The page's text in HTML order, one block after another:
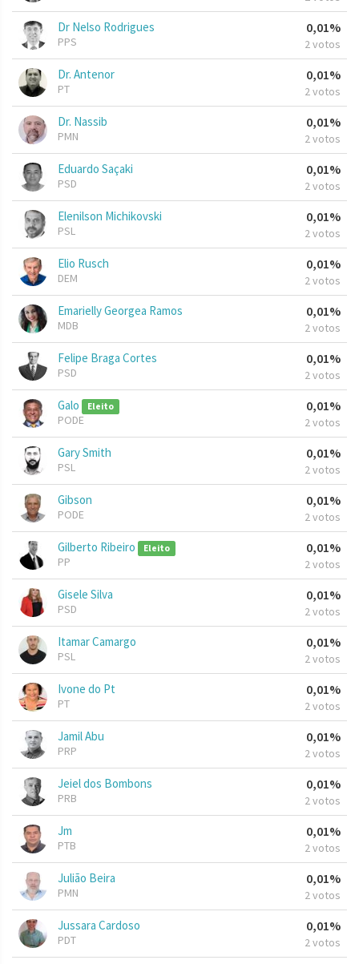
Dr Nelso Rodrigues
PPS
0,01%
2 votos
Dr. Antenor
PT
0,01%
2 votos
Dr. Nassib
PMN
0,01%
2 votos
Eduardo Saçaki
PSD
0,01%
2 votos
Elenilson Michikovski
PSL
0,01%
2 votos
Elio Rusch
DEM
0,01%
2 votos
Emarielly Georgea Ramos
MDB
0,01%
2 votos
Felipe Braga Cortes
PSD
0,01%
2 votos
Galo Eleito
PODE
0,01%
2 votos
Gary Smith
PSL
0,01%
2 votos
Gibson
PODE
0,01%
2 votos
Gilberto Ribeiro Eleito
PP
0,01%
2 votos
Gisele Silva
PSD
0,01%
2 votos
Itamar Camargo
PSL
0,01%
2 votos
Ivone do Pt
PT
0,01%
2 votos
Jamil Abu
PRP
0,01%
2 votos
Jeiel dos Bombons
PRB
0,01%
2 votos
Jm
PTB
0,01%
2 votos
Julião Beira
PMN
0,01%
2 votos
Jussara Cardoso
PDT
0,01%
2 votos